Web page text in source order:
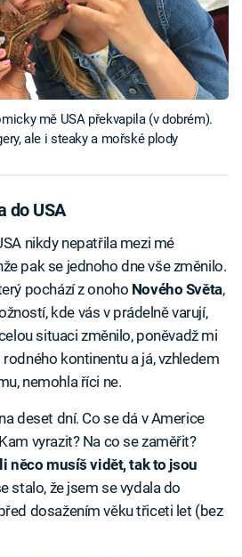
mě USA překvapila (v dobrém).
ale i steaky a mořské plody
do USA
nikdy nepatřila mezi mé
pak se jednoho dne vše změnilo.
pochází z onoho Nového Světa,
kde vás v prádelně varují,
situaci změnilo, poněvadž mi
kontinentu a já, vzhledem
nemohla říci ne.
deset dní. Co se dá v Americe
vyrazit? Na co se zaměřit?
něco musíš vidět, tak to jsou
stalo, že jsem se vydala do
dosažením věku třiceti let (bez